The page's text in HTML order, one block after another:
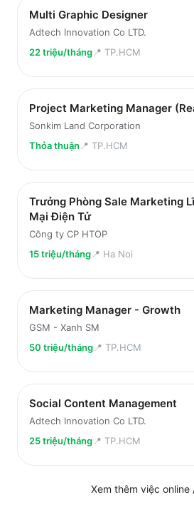
Multi Graphic Designer
Adtech Innovation Co LTD.
22 triệu/tháng📍 TP.HCM
Project Marketing Manager
Sonkim Land Corporation
Thỏa thuận 📍 TP.HCM
Trưởng Phòng Sale Marketing
Mại Điện Tử
Công ty CP HTOP
15 triệu/tháng📍 Ha Noi
Marketing Manager - Growth
GSM - Xanh SM
50 triệu/tháng📍 TP.HCM
Social Content Management
Adtech Innovation Co LTD.
25 triệu/tháng📍 TP.HCM
Xem thêm việc online